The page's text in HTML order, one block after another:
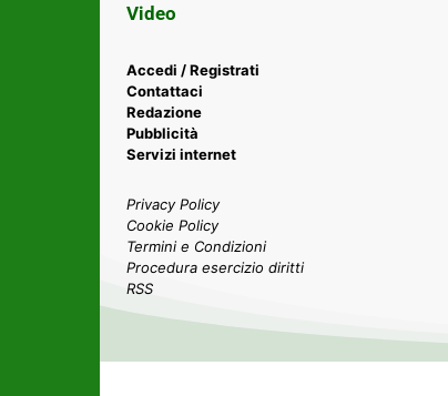
Video
Accedi / Registrati
Contattaci
Redazione
Pubblicità
Servizi internet
Privacy Policy
Cookie Policy
Termini e Condizioni
Procedura esercizio diritti
RSS